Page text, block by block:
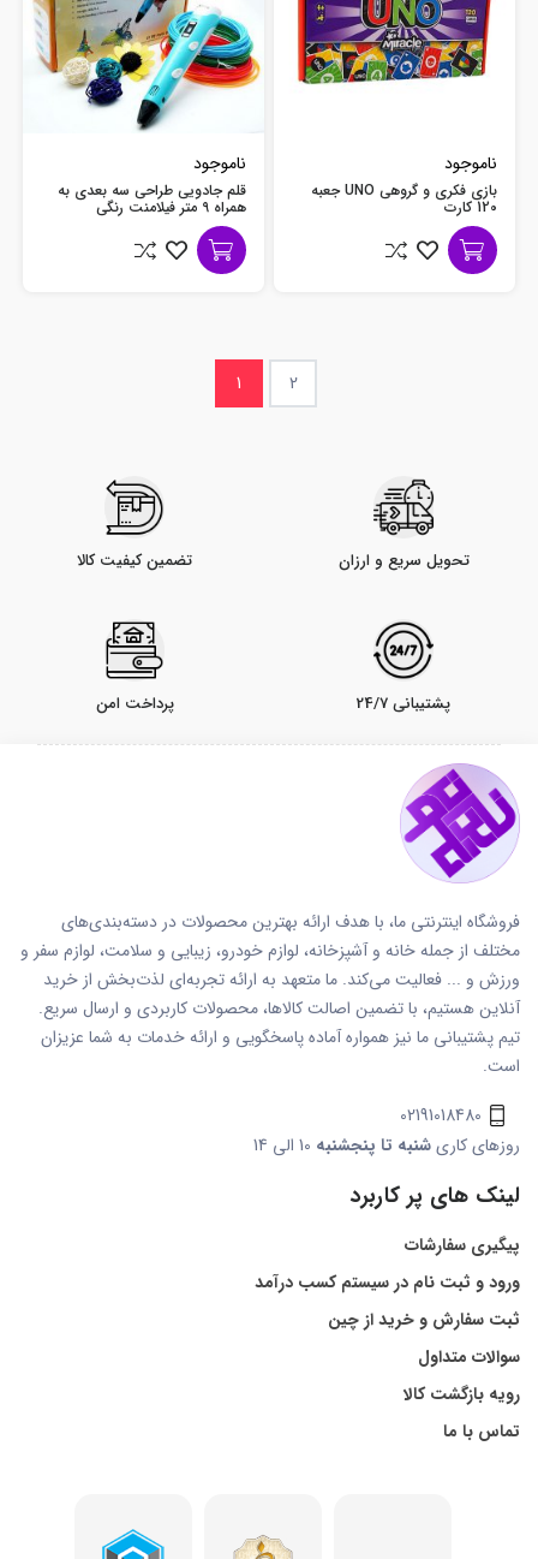
ناموجود
بازی فکری و گروهی UNO جعبه
120 کارت
ناموجود
قلم جادویی طراحی سه بعدی به
همراه 9 متر فیلامنت رنگی
1 2
تحویل سریع و ارزان تضمین کیفیت کالا
پشتیبانی 24/7 پرداخت امن
فروشگاه اینترنتی ما، با هدف ارائه بهترین محصولات در دسته‌بندی‌های
مختلف از جمله خانه و آشپزخانه، لوازم خودرو، زیبایی و سلامت، لوازم سفر و
ورزش و ... فعالیت می‌کند. ما متعهد به ارائه تجربه‌ای لذت‌بخش از خرید
آنلاین هستیم، با تضمین اصالت کالاها، محصولات کاربردی و ارسال سریع.
تیم پشتیبانی ما نیز همواره آماده پاسخگویی و ارائه خدمات به شما عزیزان
است.
02191018480
روزهای کاریشنبه تا پنجشنبه
لینک های پر کاربرد
پیگیری سفارشات
ورود و ثبت نام در سیستم کسب درآمد
ثبت سفارش و خرید از چین
سوالات متداول
رویه بازگشت کالا
تماس با ما